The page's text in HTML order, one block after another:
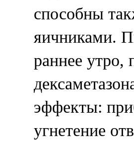
способны
яичниками.
раннее утро,
эффекты:
угнетение